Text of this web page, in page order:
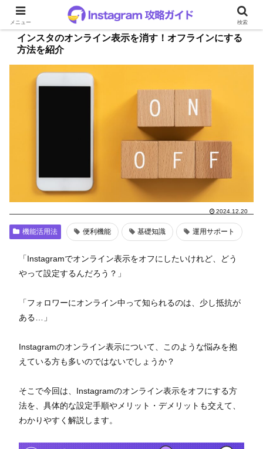
インスタのオンライン表示を消す！オフラインにする
方法を紹介
2024.12.20
機能活用法 便利機能 基礎知識 運用サポート
「Instagramでオンライン表示をオフにしたいけれど、どう
やって設定するんだろう？」
「フォロワーにオンライン中って知られるのは、少し抵抗が
ある…」
Instagramのオンライン表示について、このような悩みを抱
えている方も多いのではないでしょうか？
そこで今回は、Instagramのオンライン表示をオフにする方
法を、具体的な設定手順やメリット・デメリットも交えて、
わかりやすく解説します。
メニュー 検索